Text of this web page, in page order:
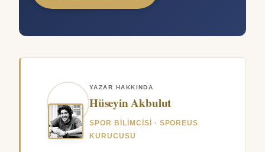
YAZAR HAKKINDA
Hüseyin Akbulut
SPOR BILIMCISI · SPOREUS
KURUCUSU